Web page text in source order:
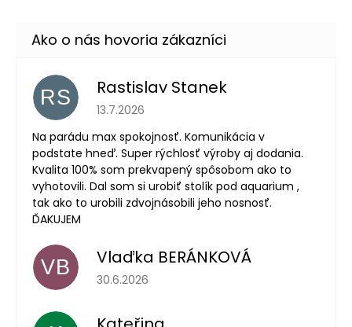
RS Rastislav Stanek
Hodnotenie obchodu je 5 z 5 hviezdičiek.
13.7.2026
Na parádu max spokojnosť. Komunikácia v
podstate hneď. Super rýchlosť výroby aj dodania.
Kvalita 100% som prekvapený spôsobom ako to
vyhotovili. Dal som si urobiť stolík pod aquarium ,
tak ako to urobili zdvojnásobili jeho nosnosť.
ĎAKUJEM
VB Vlaďka BERÁNKOVÁ
Hodnotenie obchodu je 5 z 5 hviezdičiek.
30.6.2026